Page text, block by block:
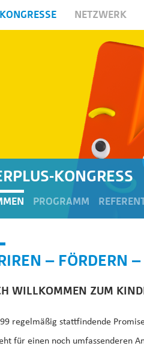
KONGRESSE NETZWERK
KONGRESS
PROGRAMM
– FÖRDERN –
WILLKOMMEN ZUM
regelmäßig stattfindende
für einen noch umfassenderen